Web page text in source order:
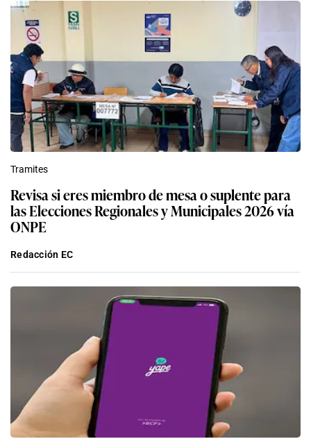
Tramites
Revisa si eres miembro de mesa o suplente para
las Elecciones Regionales y Municipales 2026 vía
ONPE
Redacción EC